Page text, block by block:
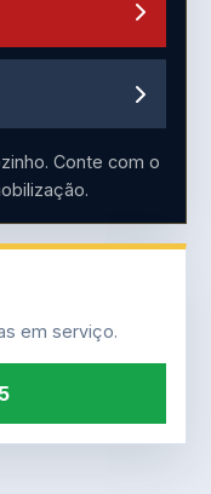
Conte com o
em serviço.